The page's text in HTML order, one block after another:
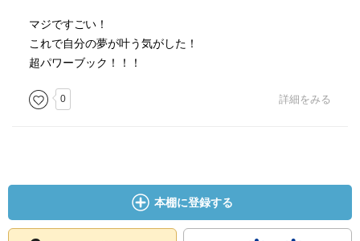
マジですごい！
これで自分の夢が叶う気がした！
超パワーブック！！！
0 詳細をみる
本棚に登録する